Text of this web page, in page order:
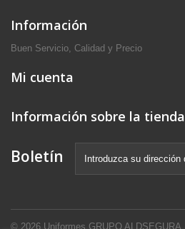
Información
Buen Servicio, Calidad y Precio
© 2026 Uniformes GRUPO ALDSEGURA
Mi cuenta
Información sobre la tienda
Boletín